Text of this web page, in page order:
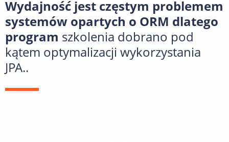
Wydajność jest częstym problemem
systemów opartych o ORM dlatego
program szkolenia dobrano pod
kątem optymalizacji wykorzystania
JPA..